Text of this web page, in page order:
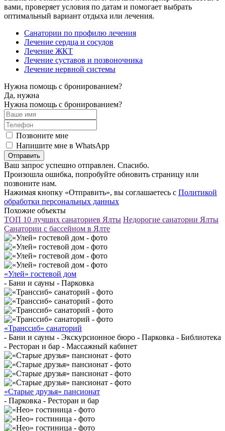
вами, проверяет условия по датам и помогает выбрать
оптимальный вариант отдыха или лечения.
Санатории по профилю лечения
Лечение сердца и сосудов
Лечение ЖКТ
Лечение суставов и позвоночника
Лечение нервной системы
Нужна помощь с бронированием?
Да, нужна
Нужна помощь с бронированием?
Позвоните мне
Напишите мне в WhatsApp
Отправить
Ваш запрос успешно отправлен. Спасибо.
Произошла ошибка, попробуйте обновить страницу или
позвоните нам.
Нажимая кнопку «Отправить», вы соглашаетесь с Политикой
обработки персональных данных
Похожие объекты
ТОП 10 лучших санаториев Ялты Недорогие санатории Ялты
Санатории с бассейном в Ялте
«Улей» гостевой дом
- Бани и сауны - Парковка
«Транссиб» санаторий
- Бани и сауны - Экскурсионное бюро - Парковка - Библиотека
- Ресторан и бар - Массажный кабинет
«Старые друзья» пансионат
- Парковка - Ресторан и бар